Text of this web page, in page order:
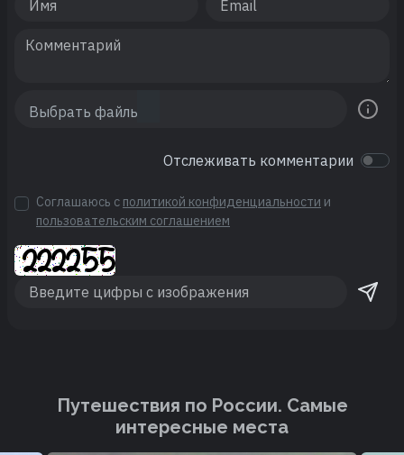
Отслеживать комментарии
Соглашаюсь с политикой конфиденциальности и
пользовательским соглашением
Путешествия по России. Cамые
интересные места